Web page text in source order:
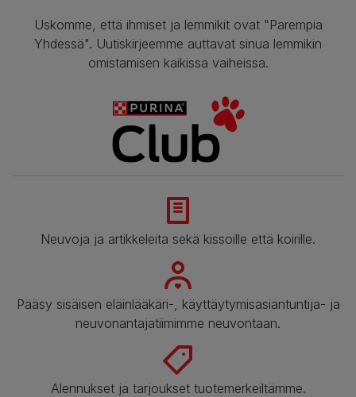
Uskomme, että ihmiset ja lemmikit ovat "Parempia
Yhdessä". Uutiskirjeemme auttavat sinua lemmikin
omistamisen kaikissa vaiheissa.
Neuvoja ja artikkeleita sekä kissoille että koirille.
Pääsy sisäisen eläinlääkäri-, käyttäytymisasiantuntija- ja
neuvonantajatiimimme neuvontaan.
Alennukset ja tarjoukset tuotemerkeiltämme.